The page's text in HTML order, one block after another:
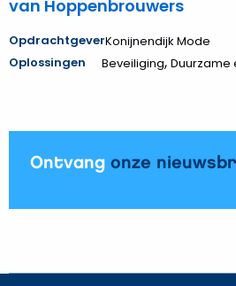
van Hoppenbrouwers
OpdrachtgeverKonijnendijk Mode
Oplossingen
Beveiliging, Duurzame
Ontvang onze